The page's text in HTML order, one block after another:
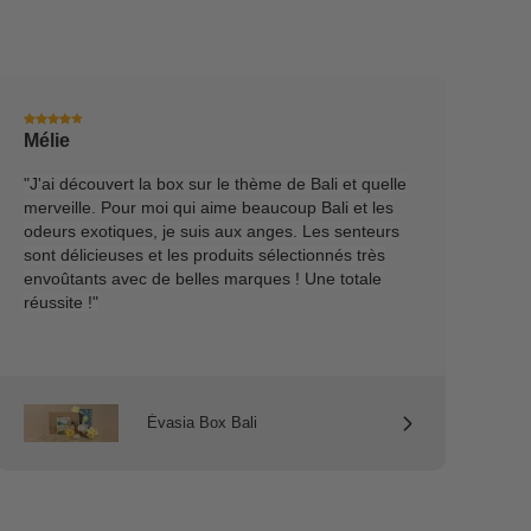
Mélie
"J'ai découvert la box sur le thème de Bali et quelle
merveille. Pour moi qui aime beaucoup Bali et les
odeurs exotiques, je suis aux anges. Les senteurs
sont délicieuses et les produits sélectionnés très
envoûtants avec de belles marques ! Une totale
réussite !"
Évasia Box Bali